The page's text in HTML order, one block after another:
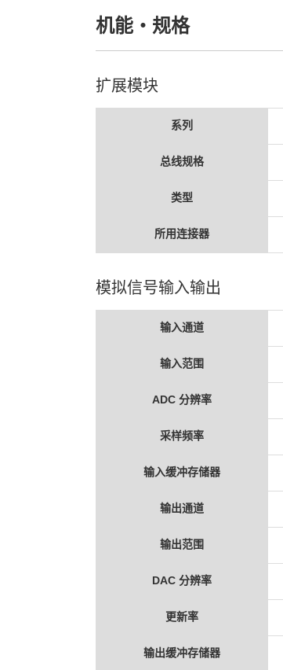
机能・规格
扩展模块
系列
总线规格
类型
所用连接器
模拟信号输入输出
输入通道
输入范围
ADC 分辨率
采样频率
输入缓冲存储器
输出通道
输出范围
DAC 分辨率
更新率
输出缓冲存储器